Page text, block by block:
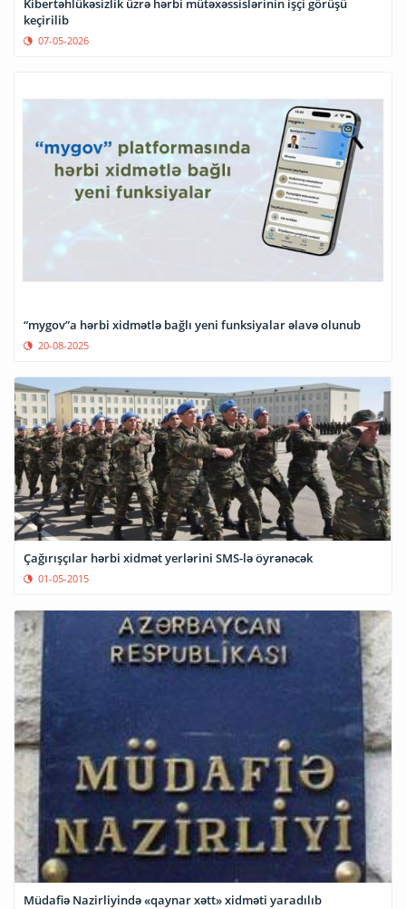
Kibertəhlükəsizlik üzrə hərbi mütəxəssislərinin işçi görüşü
keçirilib
07-05-2026
“mygov”a hərbi xidmətlə bağlı yeni funksiyalar əlavə olunub
20-08-2025
Çağırışçılar hərbi xidmət yerlərini SMS-lə öyrənəcək
01-05-2015
Müdafiə Nazirliyində «qaynar xətt» xidməti yaradılıb